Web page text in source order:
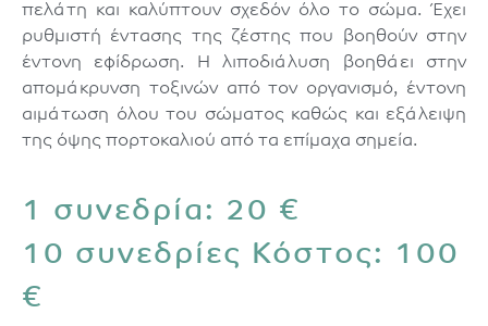
πελάτη και καλύπτουν σχεδόν όλο το σώμα. Έχει
ρυθμιστή έντασης της ζέστης που βοηθούν στην
έντονη εφίδρωση. Η λιποδιάλυση βοηθάει στην
απομάκρυνση τοξινών από τον οργανισμό, έντονη
αιμάτωση όλου του σώματος καθώς και εξάλειψη
της όψης πορτοκαλιού από τα επίμαχα σημεία.
1 συνεδρία: 20 €
10 συνεδρίες Κόστος: 100
€